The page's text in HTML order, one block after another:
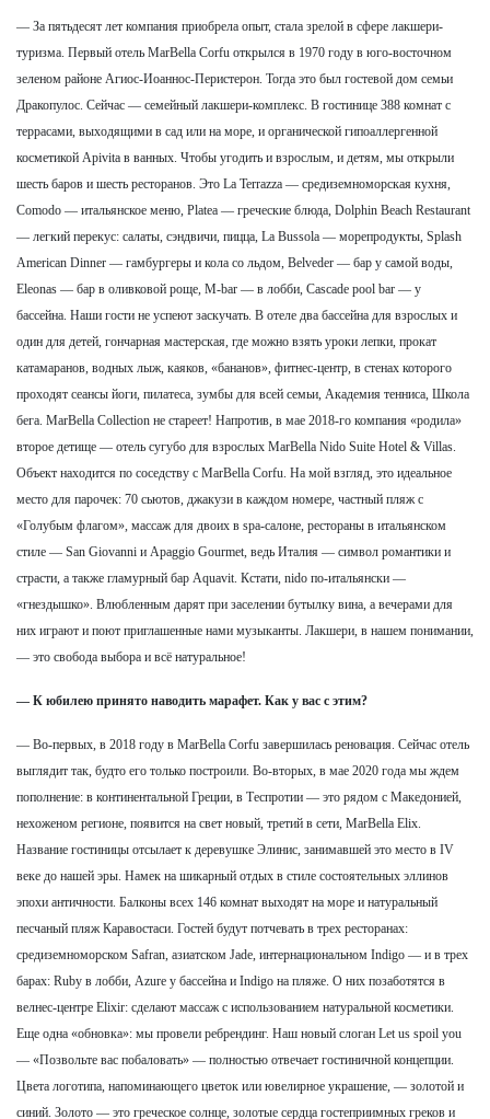
— За пятьдесят лет компания приобрела опыт, стала зрелой в сфере лакшери-
туризма. Первый отель MarBella Corfu открылся в 1970 году в юго-восточном
зеленом районе Агиос-Иоаннос-Перистерон. Тогда это был гостевой дом семьи
Дракопулос. Сейчас — семейный лакшери-комплекс. В гостинице 388 комнат с
террасами, выходящими в сад или на море, и органической гипоаллергенной
косметикой Apivita в ванных. Чтобы угодить и взрослым, и детям, мы открыли
шесть баров и шесть ресторанов. Это La Terrazza — средиземноморская кухня,
Comodo — итальянское меню, Platea — греческие блюда, Dolphin Beach Restaurant
— легкий перекус: салаты, сэндвичи, пицца, La Bussola — морепродукты, Splash
American Dinner — гамбургеры и кола со льдом, Belveder — бар у самой воды,
Eleonas — бар в оливковой роще, M-bar — в лобби, Cascade pool bar — у
бассейна. Наши гости не успеют заскучать. В отеле два бассейна для взрослых и
один для детей, гончарная мастерская, где можно взять уроки лепки, прокат
катамаранов, водных лыж, каяков, «бананов», фитнес-центр, в стенах которого
проходят сеансы йоги, пилатеса, зумбы для всей семьи, Академия тенниса, Школа
бега. MarBella Collection не стареет! Напротив, в мае 2018-го компания «родила»
второе детище — отель сугубо для взрослых MarBella Nido Suite Hotel & Villas.
Объект находится по соседству с MarBella Corfu. На мой взгляд, это идеальное
место для парочек: 70 сьютов, джакузи в каждом номере, частный пляж с
«Голубым флагом», массаж для двоих в spa-салоне, рестораны в итальянском
стиле — San Giovanni и Apaggio Gourmet, ведь Италия — символ романтики и
страсти, а также гламурный бар Aquavit. Кстати, nido по-итальянски —
«гнездышко». Влюбленным дарят при заселении бутылку вина, а вечерами для
них играют и поют приглашенные нами музыканты. Лакшери, в нашем понимании,
— это свобода выбора и всё натуральное!
— К юбилею принято наводить марафет. Как у вас с этим?
— Во-первых, в 2018 году в MarBella Corfu завершилась реновация. Сейчас отель
выглядит так, будто его только построили. Во-вторых, в мае 2020 года мы ждем
пополнение: в континентальной Греции, в Теспротии — это рядом с Македонией,
нехоженом регионе, появится на свет новый, третий в сети, MarBella Elix.
Название гостиницы отсылает к деревушке Элинис, занимавшей это место в IV
веке до нашей эры. Намек на шикарный отдых в стиле состоятельных эллинов
эпохи античности. Балконы всех 146 комнат выходят на море и натуральный
песчаный пляж Каравостаси. Гостей будут потчевать в трех ресторанах:
средиземноморском Safran, азиатском Jade, интернациональном Indigo — и в трех
барах: Ruby в лобби, Azure у бассейна и Indigo на пляже. О них позаботятся в
велнес-центре Elixir: сделают массаж с использованием натуральной косметики.
Еще одна «обновка»: мы провели ребрендинг. Наш новый слоган Let us spoil you
— «Позвольте вас побаловать» — полностью отвечает гостиничной концепции.
Цвета логотипа, напоминающего цветок или ювелирное украшение, — золотой и
синий. Золото — это греческое солнце, золотые сердца гостеприимных греков и